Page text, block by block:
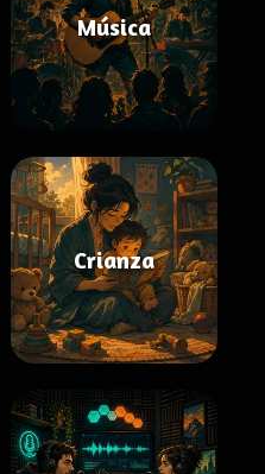
Música
Crianza